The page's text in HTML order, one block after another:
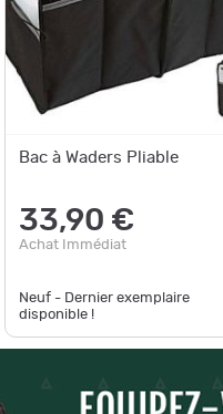
Bac à Waders Pliable
33,90 €
Achat Immédiat
Neuf - Dernier exemplaire
disponible !